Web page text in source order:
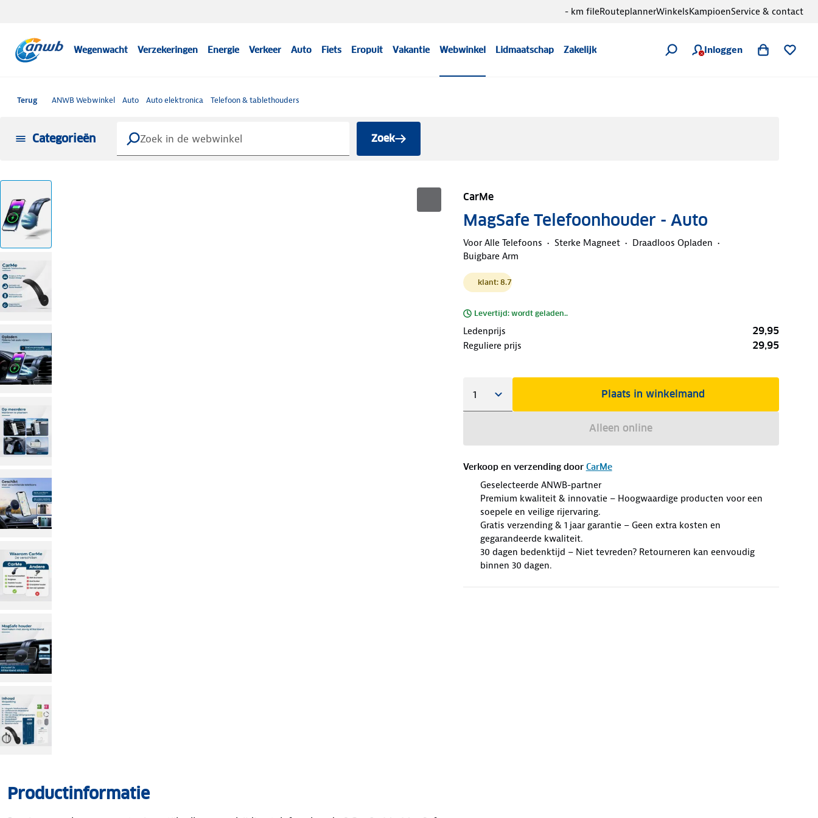
Wegenwacht Verzekeringen Energie Verkeer Auto Fiets Eropuit Vakantie Webwinkel Lidmaatschap Zakelijk Inloggen
- km fileRouteplannerWinkelsKampioenService & contact
Terug ANWB Webwinkel Auto Auto elektronica Telefoon & tablethouders
Categorieën Zoek
CarMe
MagSafe Telefoonhouder - Auto
Voor Alle Telefoons Sterke Magneet
Draadloos Opladen
Buigbare Arm
klant: 8.7
Levertijd: wordt geladen..
Ledenprijs 29,95
Reguliere prijs 29,95
Plaats in winkelmand
Alleen online
Verkoop en verzending door CarMe
Geselecteerde ANWB-partner
Premium kwaliteit & innovatie – Hoogwaardige producten voor een
soepele en veilige rijervaring.
Gratis verzending & 1 jaar garantie – Geen extra kosten en
gegarandeerde kwaliteit.
30 dagen bedenktijd – Niet tevreden? Retourneren kan eenvoudig
binnen 30 dagen.
Productinformatie